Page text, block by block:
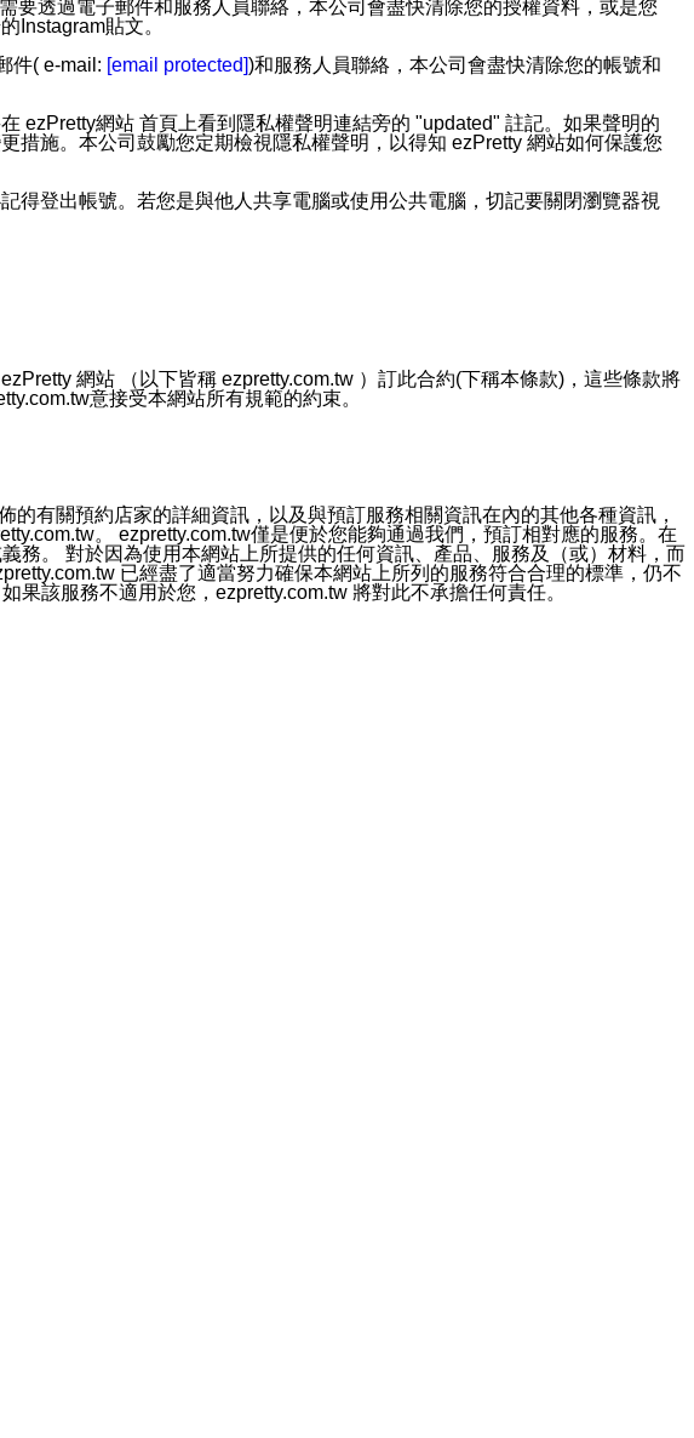
要透過電子郵件和服務人員聯絡，本公司會盡快清除您的授權資料，或是您
Instagram貼文。
件( e-mail: [email protected])和服務人員聯絡，本公司會盡快清除您的帳號和
ezPretty網站 首頁上看到隱私權聲明連結旁的 "updated" 註記。如果聲明的
措施。本公司鼓勵您定期檢視隱私權聲明，以得知 ezPretty 網站如何保護您
得登出帳號。若您是與他人共享電腦或使用公共電腦，切記要關閉瀏覽器視
以下三個條件者，將可收到通知型訊息。
網站 （以下皆稱 ezpretty.com.tw ）訂此合約(下稱本條款)，這些條款將
意接受本網站所有規範的約束。
有關預約店家的詳細資訊，以及與預訂服務相關資訊在內的其他各種資訊，
。 ezpretty.com.tw僅是便於您能夠通過我們，預訂相對應的服務。在
務。 對於因為使用本網站上所提供的任何資訊、產品、服務及（或）材料，而
已經盡了適當努力確保本網站上所列的服務符合合理的標準，仍不
該服務不適用於您，ezpretty.com.tw 將對此不承擔任何責任。